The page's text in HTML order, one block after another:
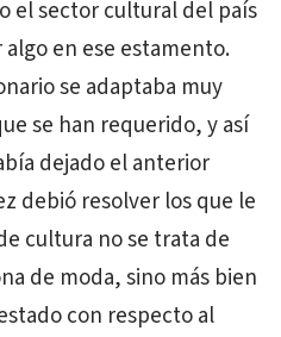
el sector cultural del país
en ese estamento.
se adaptaba muy
se han requerido, y así
dejado el anterior
debió resolver los que le
cultura no se trata de
de moda, sino más bien
con respecto al